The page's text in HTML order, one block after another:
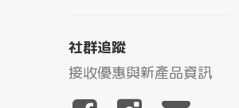
社群追蹤
接收優惠與新產品資訊